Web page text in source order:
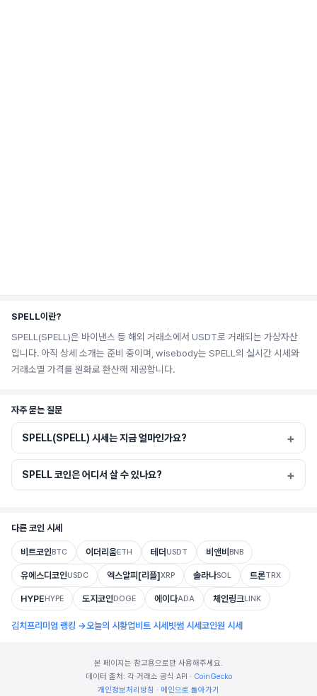
SPELL이란?
SPELL(SPELL)은 바이낸스 등 해외 거래소에서 USDT로 거래되는 가상자산
입니다. 아직 상세 소개는 준비 중이며, wisebody는 SPELL의 실시간 시세와
거래소별 가격를 원화로 환산해 제공합니다.
자주 묻는 질문
SPELL(SPELL) 시세는 지금 얼마인가요?
SPELL 코인은 어디서 살 수 있나요?
다른 코인 시세
비트코인BTC 이더리움ETH 테더USDT 비앤비 BNB
유에스디코인USDC 엑스알피[리플]XRP 솔라나SOL 트론TRX
HYPEHYPE 도지코인DOGE 에이다ADA 체인링크LINK
김치프리미엄 랭킹 →오늘의 시황업비트 시세 빗썸 시세 코인원 시세
본 페이지는 참고용으로만 사용해주세요.
데이터 출처: 각 거래소 공식 API · CoinGecko
개인정보처리방침 · 메인으로 돌아가기